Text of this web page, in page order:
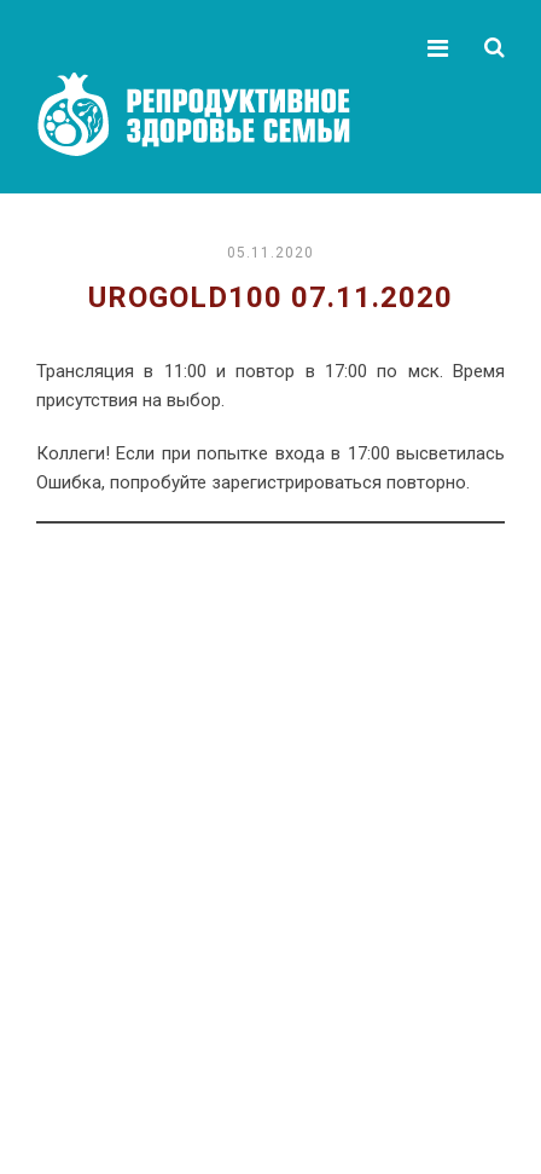
05.11.2020
UROGOLD100 07.11.2020
Трансляция в 11:00 и повтор в 17:00 по мск. Время
присутствия на выбор.
Коллеги! Если при попытке входа в 17:00 высветилась
Ошибка, попробуйте зарегистрироваться повторно.